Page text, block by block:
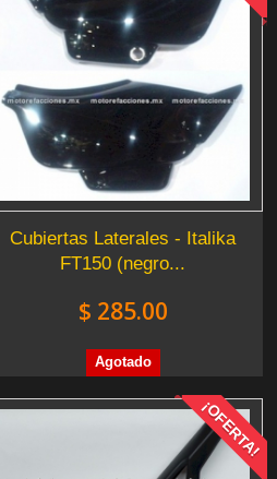
Cubiertas Laterales - Italika
FT150 (negro...
$ 285.00
Agotado
¡OFERTA!